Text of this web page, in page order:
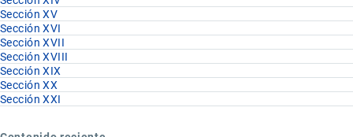
Sección XV
Sección XVI
Sección XVII
Sección XVIII
Sección XIX
Sección XX
Sección XXI